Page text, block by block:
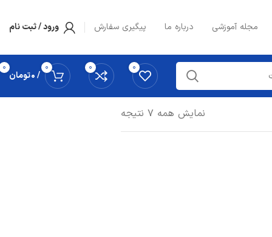
مجله آموزشی درباره ما پیگیری سفارش ورود / ثبت نام
0
0
0
0
/
0تومان
نمایش همه 7 نتیجه